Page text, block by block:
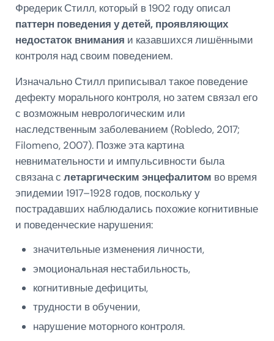
Фредерик Стилл, который в 1902 году описал
паттерн поведения у детей, проявляющих
недостаток внимания и казавшихся лишёнными
контроля над своим поведением.
Изначально Стилл приписывал такое поведение
дефекту морального контроля, но затем связал его
с возможным неврологическим или
наследственным заболеванием (Robledo, 2017;
Filomeno, 2007). Позже эта картина
невнимательности и импульсивности была
связана с летаргическим энцефалитом во время
эпидемии 1917–1928 годов, поскольку у
пострадавших наблюдались похожие когнитивные
и поведенческие нарушения:
значительные изменения личности,
эмоциональная нестабильность,
когнитивные дефициты,
трудности в обучении,
нарушение моторного контроля.